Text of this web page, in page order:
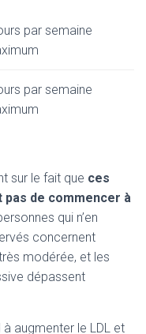
par semaine
par semaine
sur le fait que ces
de commencer à
qui n’en
concernent
modérée, et les
dépassent
augmenter le LDL et